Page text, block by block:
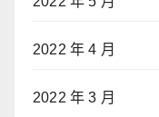
2022 年 4 月
2022 年 3 月